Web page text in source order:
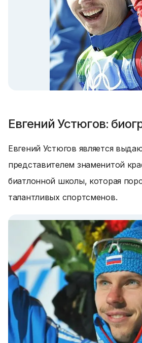
Евгений Устюгов:
Евгений Устюгов является
представителем знаменитой
биатлонной школы, которая
талантливых спортсменов.